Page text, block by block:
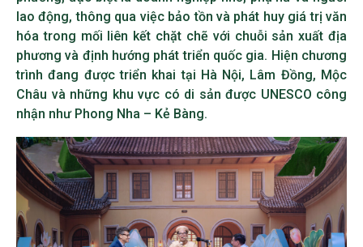
lao động, thông qua việc bảo tồn và phát huy giá trị văn
hóa trong mối liên kết chặt chẽ với chuỗi sản xuất địa
phương và định hướng phát triển quốc gia. Hiện chương
trình đang được triển khai tại Hà Nội, Lâm Đồng, Mộc
Châu và những khu vực có di sản được UNESCO công
nhận như Phong Nha – Kẻ Bàng.